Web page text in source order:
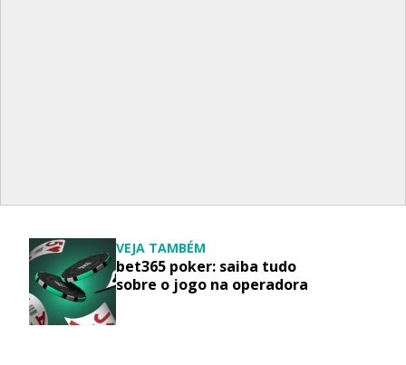
VEJA TAMBÉM
bet365 poker: saiba tudo
sobre o jogo na operadora